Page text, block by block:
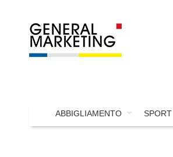
ABBIGLIAMENTO SPORT